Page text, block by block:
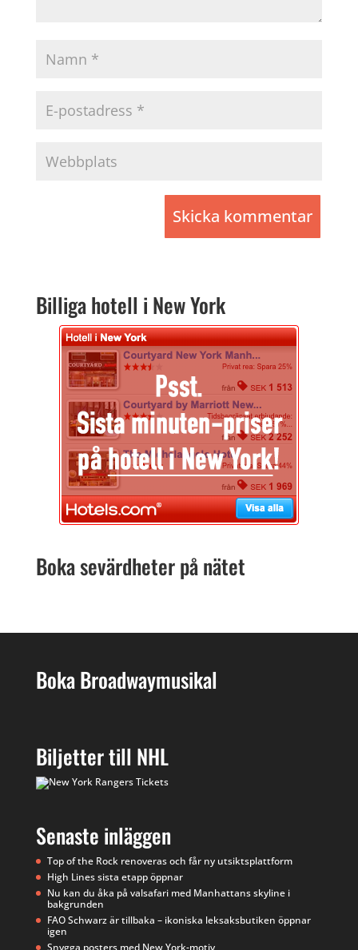
Billiga hotell i New York
Boka sevärdheter på nätet
Boka Broadwaymusikal
Biljetter till NHL
Senaste inläggen
Top of the Rock renoveras och får ny utsiktsplattform
High Lines sista etapp öppnar
Nu kan du åka på valsafari med Manhattans skyline i
bakgrunden
FAO Schwarz är tillbaka – ikoniska leksaksbutiken öppnar
igen
Snygga posters med New York-motiv